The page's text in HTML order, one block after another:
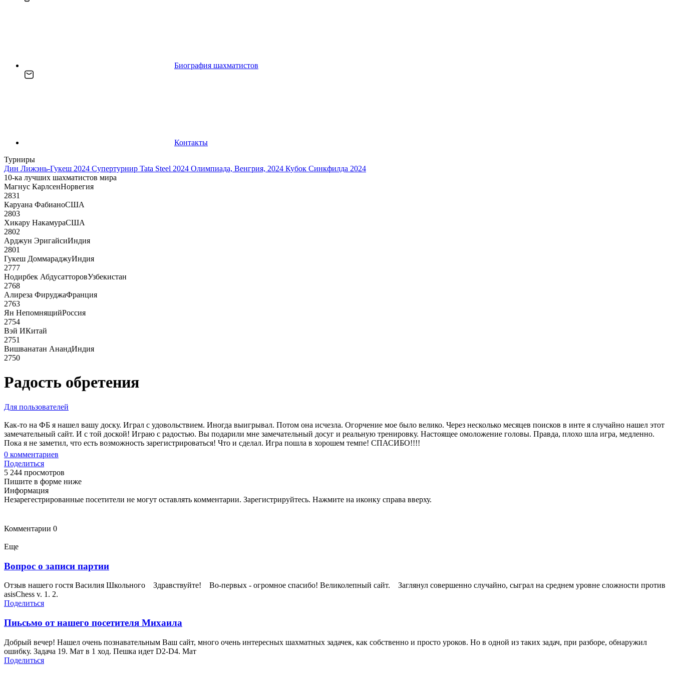
Биография шахматистов
Контакты
Турниры
Дин Лижэнь-Гукеш 2024 Супертурнир Tata Steel 2024 Олимпиада, Венгрия, 2024 Кубок Синкфилда 2024
10-ка лучших шахматистов мира
Магнус КарлсенНорвегия
2831
Каруана ФабианоСША
2803
Хикару НакамураСША
2802
Арджун ЭригайсиИндия
2801
Гукеш ДоммараджуИндия
2777
Нодирбек АбдусатторовУзбекистан
2768
Алиреза ФируджаФранция
2763
Ян НепомнящийРоссия
2754
Вэй ИКитай
2751
Вишванатан АнандИндия
2750
Радость обретения
Для пользователей
Как-то на ФБ я нашел вашу доску. Играл с удовольствием. Иногда выигрывал. Потом она исчезла. Огорчение мое было велико. Через несколько месяцев поисков в инте я случайно нашел этот
замечательный сайт. И с той доской! Играю с радостью. Вы подарили мне замечательный досуг и реальную тренировку. Настоящее омоложение головы. Правда, плохо шла игра, медленно.
Пока я не заметил, что есть возможность зарегистрироваться! Что и сделал. Игра пошла в хорошем темпе! СПАСИБО!!!!
0 комментариев
Поделиться
5 244 просмотров
Пишите в форме ниже
Информация
Незарегестрированные посетители не могут оставлять комментарии. Зарегистрируйтесь. Нажмите на иконку справа вверху.
Комментарии 0
Еще
Вопрос о записи партии
Отзыв нашего гостя Василия Школьного Здравствуйте! Во-первых - огромное спасибо! Великолепный сайт. Заглянул совершенно случайно, сыграл на среднем уровне сложности против
asisChess v. 1. 2.
Поделиться
Пиьсьмо от нашего посетителя Михаила
Добрый вечер! Нашел очень познавательным Ваш сайт, много очень интересных шахматных задачек, как собственно и просто уроков. Но в одной из таких задач, при разборе, обнаружил
ошибку. Задача 19. Мат в 1 ход. Пешка идет D2-D4. Мат
Поделиться